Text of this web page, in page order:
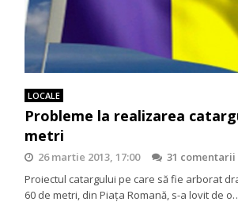
LOCALE
Probleme la realizarea
metri
26 martie 2013, 17:00
31 comentarii
Proiectul catargului pe care să fie arborat
60 de metri, din Piaţa Romană, s-a lovit de